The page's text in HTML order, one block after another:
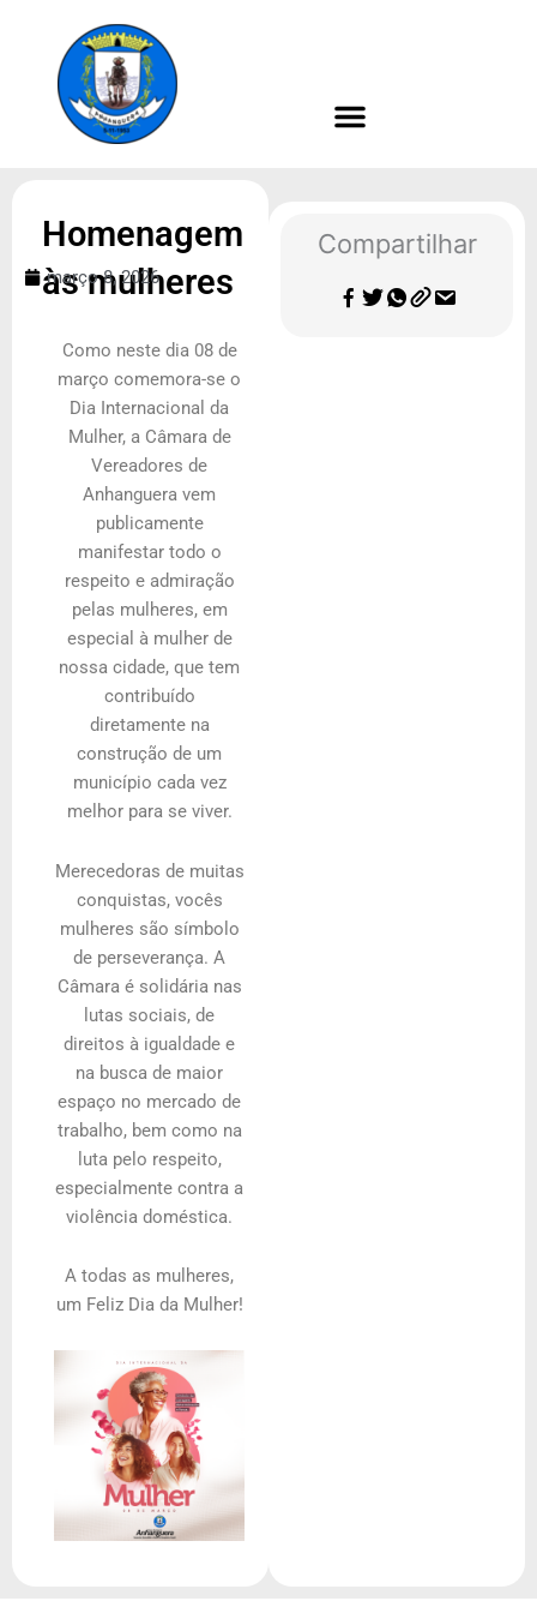
conteúdo
Homenagem
às mulheres
março 8, 2026
Como neste dia 08 de
março comemora-se o
Dia Internacional da
Mulher, a Câmara de
Vereadores de
Anhanguera vem
publicamente
manifestar todo o
respeito e admiração
pelas mulheres, em
especial à mulher de
nossa cidade, que tem
contribuído
diretamente na
construção de um
município cada vez
melhor para se viver.
Merecedoras de muitas
conquistas, vocês
mulheres são símbolo
de perseverança. A
Câmara é solidária nas
lutas sociais, de
direitos à igualdade e
na busca de maior
espaço no mercado de
trabalho, bem como na
luta pelo respeito,
especialmente contra a
violência doméstica.
A todas as mulheres,
um Feliz Dia da Mulher!
Compartilhar